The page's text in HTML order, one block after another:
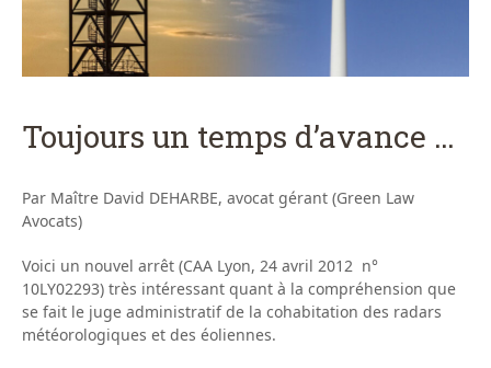
Toujours un temps d’avance …
Par Maître David DEHARBE, avocat gérant (Green Law
Avocats)
Voici un nouvel arrêt (CAA Lyon, 24 avril 2012 n°
10LY02293) très intéressant quant à la compréhension que
se fait le juge administratif de la cohabitation des radars
météorologiques et des éoliennes.